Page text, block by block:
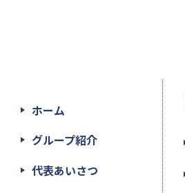
ホーム
グループ紹介
代表あいさつ